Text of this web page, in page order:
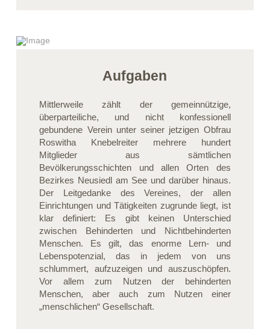
Aufgaben
Mittlerweile zählt der gemeinnützige,
überparteiliche, und nicht konfessionell
gebundene Verein unter seiner jetzigen Obfrau
Roswitha Knebelreiter mehrere hundert
Mitglieder aus sämtlichen
Bevölkerungsschichten und allen Orten des
Bezirkes Neusiedl am See und darüber hinaus.
Der Leitgedanke des Vereines, der allen
Einrichtungen und Tätigkeiten zugrunde liegt, ist
klar definiert: Es gibt keinen Unterschied
zwischen Behinderten und Nichtbehinderten
Menschen. Es gilt, das enorme Lern- und
Lebenspotenzial, das in jedem von uns
schlummert, aufzuzeigen und auszuschöpfen.
Vor allem zum Nutzen der behinderten
Menschen, aber auch zum Nutzen einer
„menschlichen“ Gesellschaft.